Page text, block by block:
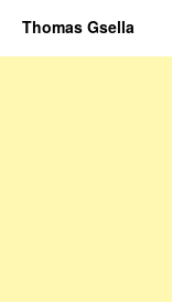
Thomas Gsella